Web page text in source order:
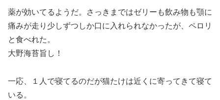
薬が効いてるようだ。さっきまではゼリーも飲み物も顎に
痛みが走り少しずつしか口に入れられなかったが、ペロリ
と食べれた。
大野海苔旨し！
一応、１人で寝てるのだが猫たけは近くに寄ってきて寝て
いる。